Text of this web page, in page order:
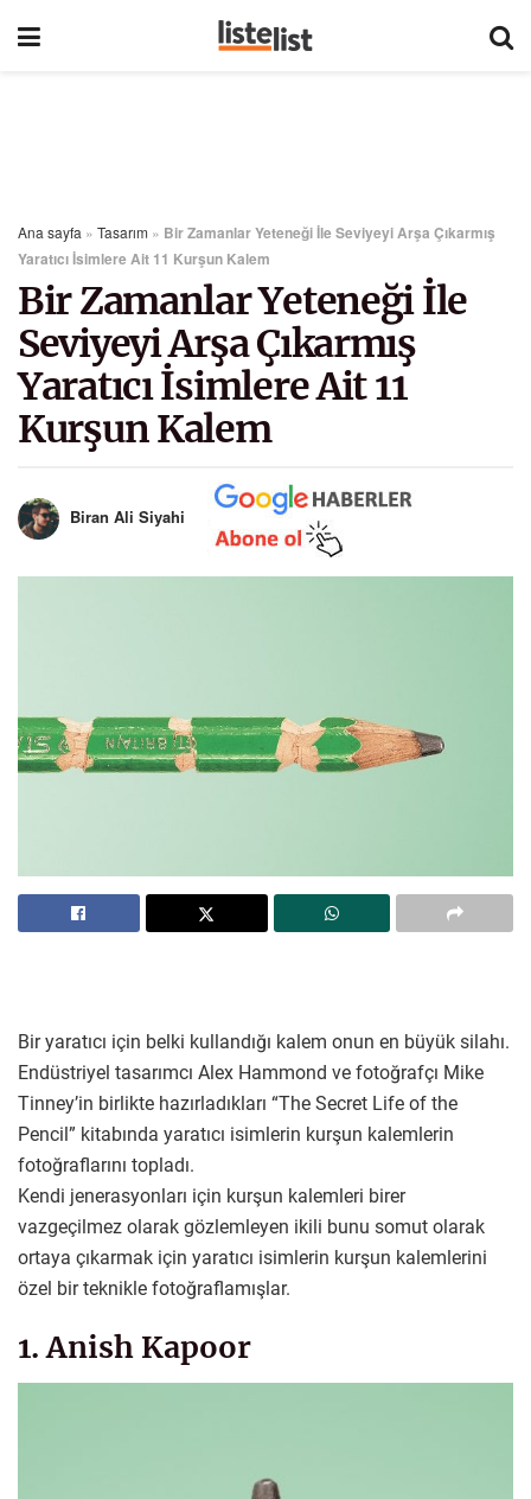
Ana sayfa » Tasarım » Bir Zamanlar Yeteneği İle Seviyeyi Arşa Çıkarmış
Yaratıcı İsimlere Ait 11 Kurşun Kalem
Bir Zamanlar Yeteneği İle
Seviyeyi Arşa Çıkarmış
Yaratıcı İsimlere Ait 11
Kurşun Kalem
Biran Ali Siyahi
Bir yaratıcı için belki kullandığı kalem onun en büyük silahı.
Endüstriyel tasarımcı Alex Hammond ve fotoğrafçı Mike
Tinney’in birlikte hazırladıkları “The Secret Life of the
Pencil” kitabında yaratıcı isimlerin kurşun kalemlerin
fotoğraflarını topladı.
Kendi jenerasyonları için kurşun kalemleri birer
vazgeçilmez olarak gözlemleyen ikili bunu somut olarak
ortaya çıkarmak için yaratıcı isimlerin kurşun kalemlerini
özel bir teknikle fotoğraflamışlar.
1. Anish Kapoor